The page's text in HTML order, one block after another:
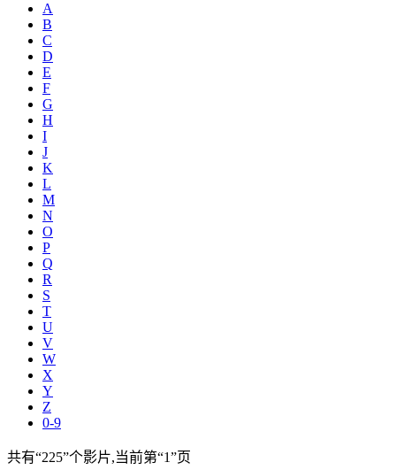
A
B
C
D
E
F
G
H
I
J
K
L
M
N
O
P
Q
R
S
T
U
V
W
X
Y
Z
0-9
共有“225”个影片,当前第“1”页